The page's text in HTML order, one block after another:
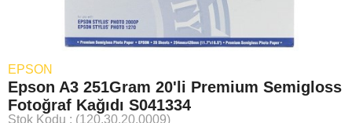
EPSON
Epson A3 251Gram 20'li Premium Semigloss
Fotoğraf Kağıdı S041334
Stok Kodu (120.30.20.0009)